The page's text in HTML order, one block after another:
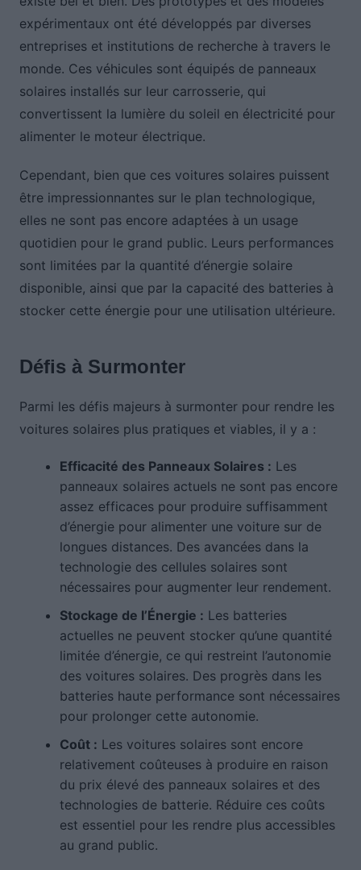
expérimentaux ont été développés par diverses
entreprises et institutions de recherche à travers le
monde. Ces véhicules sont équipés de panneaux
solaires installés sur leur carrosserie, qui
convertissent la lumière du soleil en électricité pour
alimenter le moteur électrique.
Cependant, bien que ces voitures solaires puissent
être impressionnantes sur le plan technologique,
elles ne sont pas encore adaptées à un usage
quotidien pour le grand public. Leurs performances
sont limitées par la quantité d’énergie solaire
disponible, ainsi que par la capacité des batteries à
stocker cette énergie pour une utilisation ultérieure.
Défis à Surmonter
Parmi les défis majeurs à surmonter pour rendre les
voitures solaires plus pratiques et viables, il y a :
Efficacité des Panneaux Solaires : Les
panneaux solaires actuels ne sont pas encore
assez efficaces pour produire suffisamment
d’énergie pour alimenter une voiture sur de
longues distances. Des avancées dans la
technologie des cellules solaires sont
nécessaires pour augmenter leur rendement.
Stockage de l’Énergie : Les batteries
actuelles ne peuvent stocker qu’une quantité
limitée d’énergie, ce qui restreint l’autonomie
des voitures solaires. Des progrès dans les
batteries haute performance sont nécessaires
pour prolonger cette autonomie.
Coût : Les voitures solaires sont encore
relativement coûteuses à produire en raison
du prix élevé des panneaux solaires et des
technologies de batterie. Réduire ces coûts
est essentiel pour les rendre plus accessibles
au grand public.